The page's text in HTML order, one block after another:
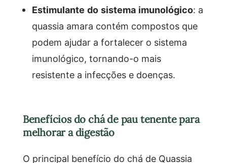
Estimulante do sistema imunológico: a
quassia amara contém compostos que
podem ajudar a fortalecer o sistema
imunológico, tornando-o mais
resistente a infecções e doenças.
Benefícios do chá de pau tenente para
melhorar a digestão
O principal benefício do chá de Quassia